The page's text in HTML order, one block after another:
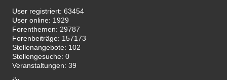
User registriert:63454
User online: 1929
Forenthemen: 29787
Forenbeiträge: 157173
Stellenangebote: 102
Stellengesuche:0
Veranstaltungen:39